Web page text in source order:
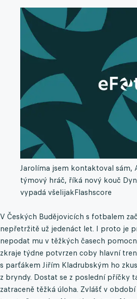
Jarolíma jsem kontaktoval sám,
týmový hráč, říká nový kouč
vypadá všelijakFlashscore
V Českých Budějovicích s fotbalem
nepřetržitě už jedenáct let. I proto je
nepodat mu v těžkých časech
zkraje týdne potvrzen coby hlavní
s parťákem Jiřím Kladrubským ho
z bryndy. Dostat se z poslední příčky
zatraceně těžká úloha. Zvlášť v